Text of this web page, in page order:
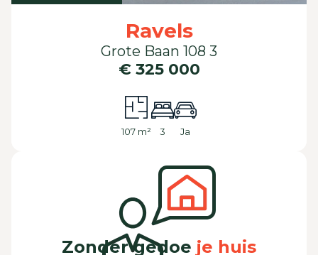
€ 325 000
Ravels
Grote Baan 108 3
107 m² 3 Ja
Zonder gedoe je huis